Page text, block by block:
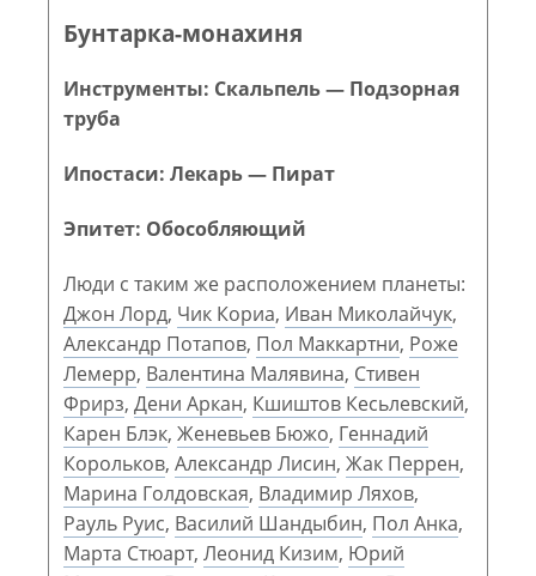
Бунтарка-монахиня
Инструменты: Скальпель — Подзорная
труба
Ипостаси: Лекарь — Пират
Эпитет: Обособляющий
Люди с таким же расположением планеты:
Джон Лорд, Чик Кориа, Иван Миколайчук,
Александр Потапов, Пол Маккартни, Роже
Лемерр, Валентина Малявина, Стивен
Фрирз, Дени Аркан, Кшиштов Кесьлевский,
Карен Блэк, Женевьев Бюжо, Геннадий
Корольков, Александр Лисин, Жак Перрен,
Марина Голдовская, Владимир Ляхов,
Рауль Руис, Василий Шандыбин, Пол Анка,
Марта Стюарт, Леонид Кизим, Юрий